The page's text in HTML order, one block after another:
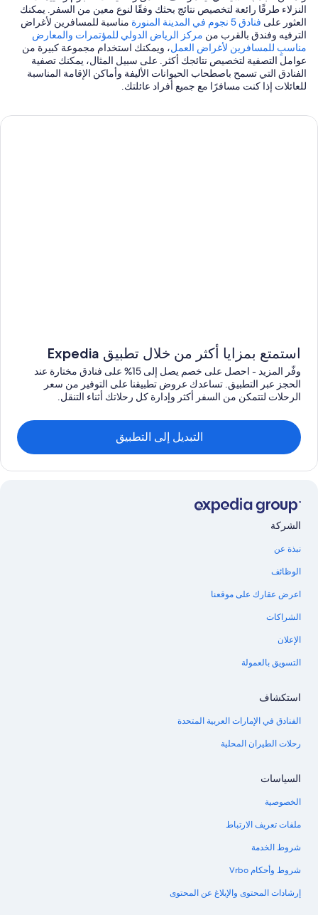
النزلاء طرقًا رائعة لتخصيص نتائج بحثك وفقًا لنوع معين من السفر. يمكنك
العثور على فنادق 5 نجوم في المدينة المنورة
مناسبة للمسافرين لأغراض
الترفيه وفندق بالقرب من مركز الرياض الدولي للمؤتمرات والمعارض
مناسبٍ للمسافرين لأغراض العمل، ويمكنك استخدام مجموعة كبيرة من
عوامل التصفية لتخصيص نتائجك أكثر. على سبيل المثال، يمكنك تصفية
الفنادق التي تسمح باصطحاب الحيوانات الأليفة وأماكن الإقامة المناسبة
للعائلات إذا كنت مسافرًا مع جميع أفراد عائلتك.
مربع
المحادثة
استمتع بمزايا أكثر من خلال تطبيق Expedia
وفّر المزيد - احصل على خصم يصل إلى 15% على فنادق مختارة عند
الحجز عبر التطبيق. تساعدك عروض تطبيقنا على التوفير من سعر
الرحلات لتتمكن من السفر أكثر وإدارة كل رحلاتك أثناء التنقل.
التبديل إلى التطبيق
الشركة
نبذة عن
الوظائف
اعرض عقارك على موقعنا
الشراكات
الإعلان
التسويق بالعمولة
استكشاف
الفنادق في الإمارات العربية المتحدة
رحلات الطيران المحلية
السياسات
الخصوصية
ملفات تعريف الارتباط
شروط الخدمة
شروط وأحكام Vrbo
إرشادات المحتوى والإبلاغ عن المحتوى